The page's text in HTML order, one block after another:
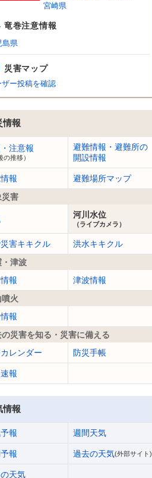
宮崎県
竜巻注意情報
島県
災害マップ
ザー投稿を確認
情報
注意報
の推移）
避難情報・避難所の
開設情報
報
避難場所マップ
災害
河川水位
（ライブカメラ）
害キキクル
洪水キキクル
・津波
報
津波情報
噴火
報
災害を知る・災害に備える
レンダー
防災手帳
報
情報
報 週間天気
報 過去の天気(外部サイト)
天気